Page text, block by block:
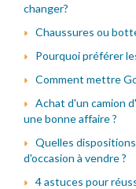
changer?
Chaussures ou
Pourquoi préférer
Comment mettre
Achat d'un camion
une bonne affaire ?
Quelles
d'occasion à vendre ?
4 astuces pour